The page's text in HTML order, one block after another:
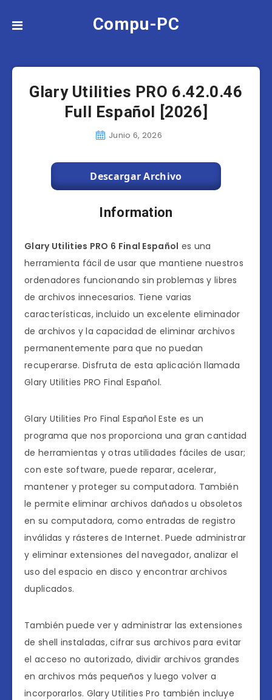
Compu-PC
Glary Utilities PRO 6.42.0.46
Full Español [2026]
Junio 6, 2026
Descargar Archivo
Information
Glary Utilities PRO 6 Final Español es una
herramienta fácil de usar que mantiene nuestros
ordenadores funcionando sin problemas y libres
de archivos innecesarios. Tiene varias
características, incluido un excelente eliminador
de archivos y la capacidad de eliminar archivos
permanentemente para que no puedan
recuperarse. Disfruta de esta aplicación llamada
Glary Utilities PRO Final Español.
Glary Utilities Pro Final Español Este es un
programa que nos proporciona una gran cantidad
de herramientas y otras utilidades fáciles de usar;
con este software, puede reparar, acelerar,
mantener y proteger su computadora. También
le permite eliminar archivos dañados u obsoletos
en su computadora, como entradas de registro
inválidas y rásteres de Internet. Puede administrar
y eliminar extensiones del navegador, analizar el
uso del espacio en disco y encontrar archivos
duplicados.
También puede ver y administrar las extensiones
de shell instaladas, cifrar sus archivos para evitar
el acceso no autorizado, dividir archivos grandes
en archivos más pequeños y luego volver a
incorporarlos. Glary Utilities Pro también incluye